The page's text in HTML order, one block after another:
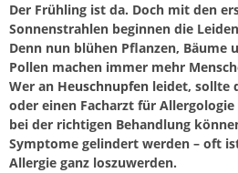
Der Frühling ist da. Doch mit den
Sonnenstrahlen beginnen die
Denn nun blühen Pflanzen, Bäume
Pollen machen immer mehr
Wer an Heuschnupfen leidet, sollte
oder einen Facharzt für Allergologie
bei der richtigen Behandlung
Symptome gelindert werden – oft
Allergie ganz loszuwerden.